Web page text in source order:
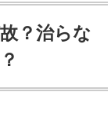
？治らな